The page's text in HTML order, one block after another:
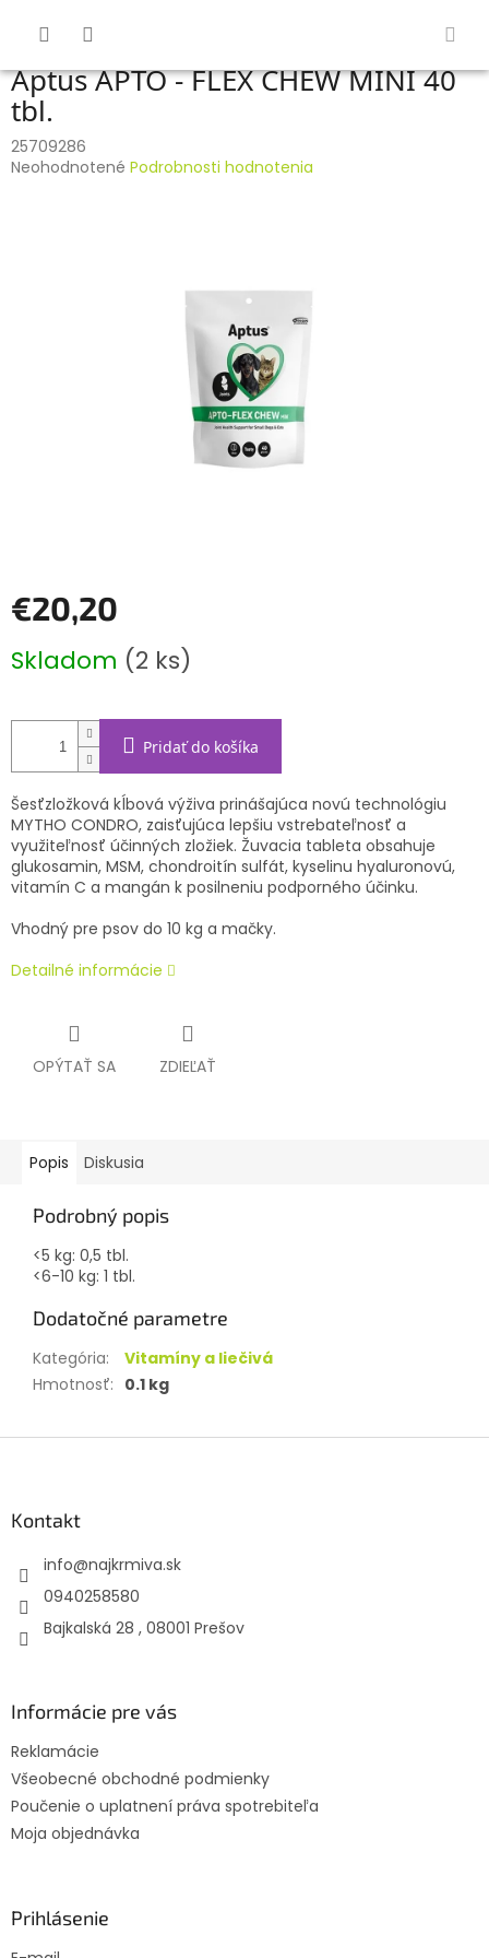
Aptus APTO - FLEX CHEW MINI 40
tbl.
25709286
Priemerné
Neohodnotené Podrobnosti hodnotenia
€20,20
cena:
Skladom (2 ks)
Pridať do košíka
Šesťzložková kĺbová výživa prinášajúca novú technológiu
MYTHO CONDRO, zaisťujúca lepšiu vstrebateľnosť a
využiteľnosť účinných zložiek. Žuvacia tableta obsahuje
glukosamin, MSM, chondroitín sulfát, kyselinu hyaluronovú,
vitamín C a mangán k posilneniu podporného účinku.
Vhodný pre psov do 10 kg a mačky.
Detailné informácie
OPÝTAŤ SA ZDIEĽAŤ
Popis Diskusia
Podrobný popis
<5 kg: 0,5 tbl.
<6-10 kg: 1 tbl.
Dodatočné parametre
Kategória:
Vitamíny a liečivá
Hmotnosť: 0.1 kg
Kontakt
info@najkrmiva.sk
0940258580
Bajkalská 28 , 08001 Prešov
Informácie pre vás
Reklamácie
Všeobecné obchodné podmienky
Poučenie o uplatnení práva spotrebiteľa
Moja objednávka
Prihlásenie